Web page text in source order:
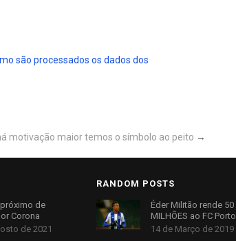
são processados os dados dos
motivação maior temos o símbolo ao peito →
de
Corona
de 2021
RANDOM POSTS
Éder Militão rende 50
MILHÕES ao FC Porto
14 de Março de 2019